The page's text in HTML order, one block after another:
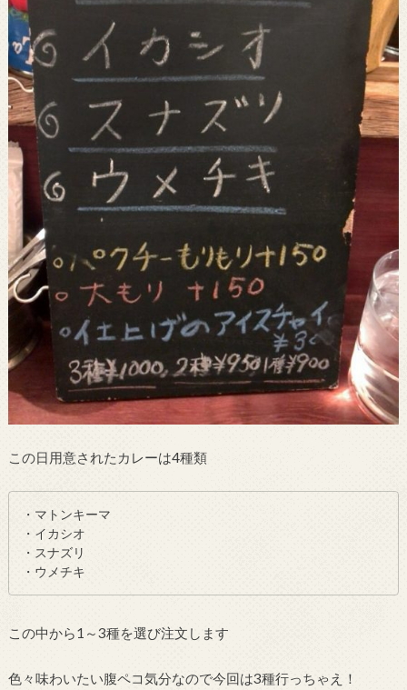
この日用意されたカレーは4種類
・マトンキーマ
・イカシオ
・スナズリ
・ウメチキ
この中から1～3種を選び注文します
色々味わいたい腹ペコ気分なので今回は3種行っちゃえ！